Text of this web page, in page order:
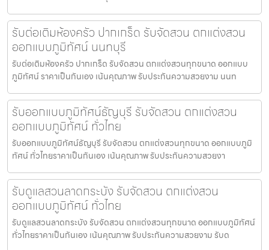
รับต่อเติมห้องครัว ปากเกร็ด รับจัดสวน ตกแต่งสวน
ออกแบบภูมิทัศน์ นนทบุรี
รับต่อเติมห้องครัว ปากเกร็ด รับจัดสวน ตกแต่งสวนทุกขนาด ออกแบบ
ภูมิทัศน์ ราคาเป็นกันเอง เน้นคุณภาพ รับประกันความสวยงาม นนท
รับออกแบบภูมิทัศน์ธัญบุรี รับจัดสวน ตกแต่งสวน
ออกแบบภูมิทัศน์ ทั่วไทย
รับออกแบบภูมิทัศน์ธัญบุรี รับจัดสวน ตกแต่งสวนทุกขนาด ออกแบบภูมิ
ทัศน์ ทั่วไทยราคาเป็นกันเอง เน้นคุณภาพ รับประกันความสวยงา
รับดูแลสวนลาดกระบัง รับจัดสวน ตกแต่งสวน
ออกแบบภูมิทัศน์ ทั่วไทย
รับดูแลสวนลาดกระบัง รับจัดสวน ตกแต่งสวนทุกขนาด ออกแบบภูมิทัศน์
ทั่วไทยราคาเป็นกันเอง เน้นคุณภาพ รับประกันความสวยงาม รับด